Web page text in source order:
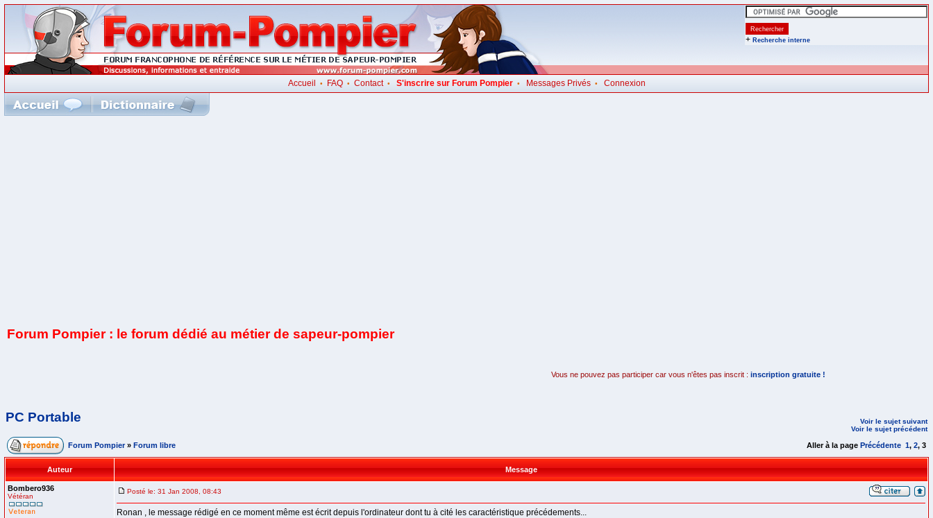
+ Recherche interne
Accueil • FAQ• Contact• S'inscrire sur Forum Pompier• Messages Privés• Connexion
Forum Pompier : le forum dédié au métier de sapeur-pompier
Vous ne pouvez pas participer car vous n'êtes pas inscrit : inscription gratuite !
PC Portable
Voir le sujet suivant
Voir le sujet précédent
Forum Pompier » Forum libre Aller à la page Précédente 1, 2, 3
Auteur Message
Bombero936
Vétéran
Posté le: 31 Jan 2008, 08:43
Ronan , le message rédigé en ce moment même est écrit depuis l'ordinateur dont tu à cité les caractéristique précédements...